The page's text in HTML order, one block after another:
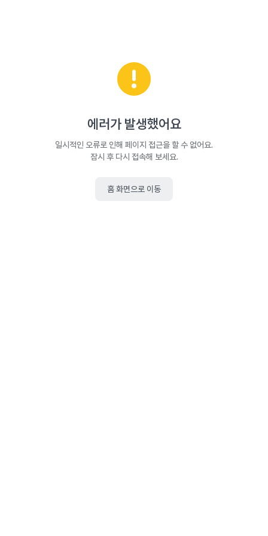
에러가 발생했어요
일시적인 오류로 인해 페이지 접근을 할 수 없어요.
잠시 후 다시 접속해 보세요.
홈 화면으로 이동